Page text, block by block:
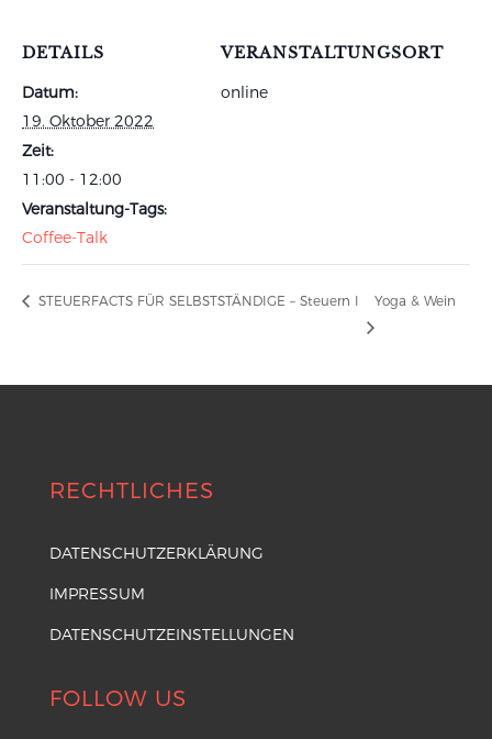
DETAILS
Datum:
19. Oktober 2022
Zeit:
11:00 - 12:00
Veranstaltung-Tags:
Coffee-Talk
VERANSTALTUNGSORT
online
STEUERFACTS FÜR SELBSTSTÄNDIGE – Steuern I Yoga & Wein
RECHTLICHES
DATENSCHUTZERKLÄRUNG
IMPRESSUM
DATENSCHUTZEINSTELLUNGEN
FOLLOW US